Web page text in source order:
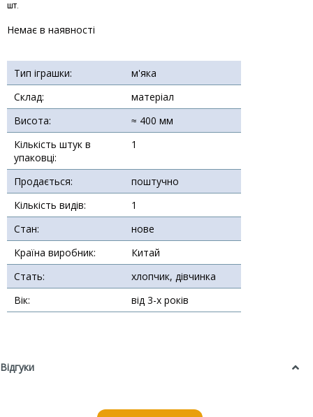
шт.
Немає в наявності
Тип іграшки:
м'яка
Склад:
матеріал
Висота:
≈ 400 мм
Кількість штук в
упаковці:
1
Продається:
поштучно
Кількість видів:
1
Стан:
нове
Країна виробник:
Китай
Стать:
хлопчик, дівчинка
Вік:
від 3-х років
Відгуки